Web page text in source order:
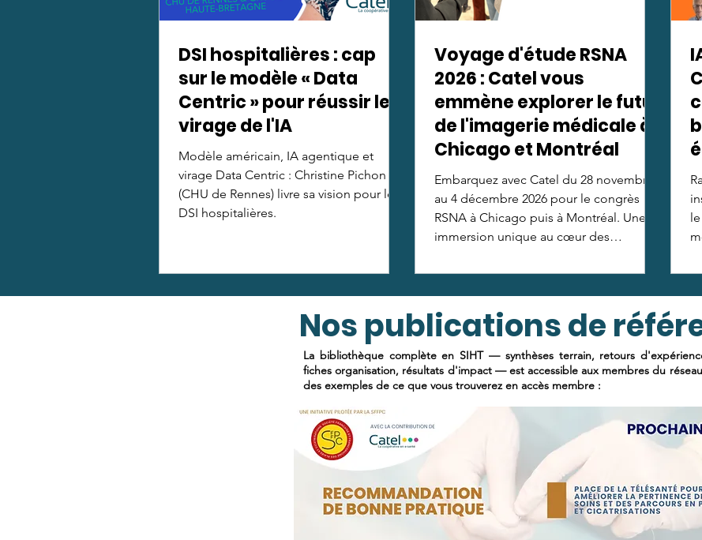
DSI hospitalières : cap
sur le modèle « Data
Centric » pour réussir le
virage de l'IA
Modèle américain, IA agentique et
virage Data Centric : Christine Pichon
(CHU de Rennes) livre sa vision pour les
DSI hospitalières.
Voyage d'étude RSNA
2026 : Catel vous
emmène explorer le futur
de l'imagerie médicale à
Chicago et Montréal
Embarquez avec Catel du 28 novembre
au 4 décembre 2026 pour le congrès
RSNA à Chicago puis à Montréal. Une
immersion unique au cœur des
pour décrypter le futur de l'imagerie
médicale. Places limitées à 25
participants !
Nos publications de
La bibliothèque complète en SIHT — synthèses terrain, retours
fiches organisation, résultats d'impact — est accessible aux membres du
des exemples de ce que vous trouverez en accès membre :